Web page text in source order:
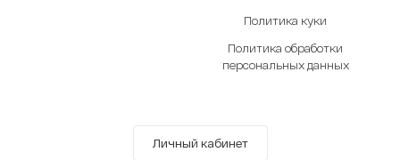
Политика куки
Политика обработки
персональных данных
Личный кабинет